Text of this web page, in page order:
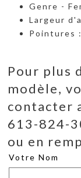
Genre -
Largeur
Pointures
Pour plus
modèle,
contacter
613-824-
ou en
Votre Nom